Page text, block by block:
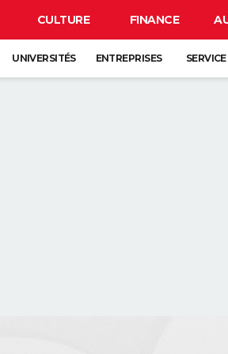
CULTURE FINANCE
UNIVERSITÉS ENTREPRISES